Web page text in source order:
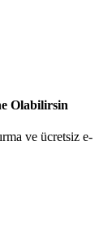
Olabilirsin
ve ücretsiz e-